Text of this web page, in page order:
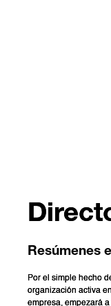
Resúmenes
Por el simple hecho
organización activa
empresa, empezará